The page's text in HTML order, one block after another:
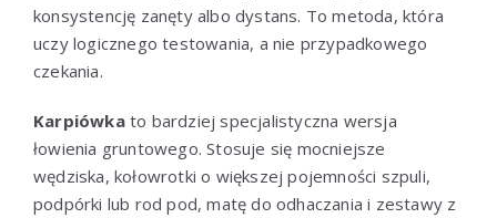
konsystencję zanęty albo dystans. To metoda, która
uczy logicznego testowania, a nie przypadkowego
czekania.
Karpiówkato bardziej specjalistyczna wersja
łowienia gruntowego. Stosuje się mocniejsze
wędziska, kołowrotki o większej pojemności szpuli,
podpórki lub rod pod, matę do odhaczania i zestawy z